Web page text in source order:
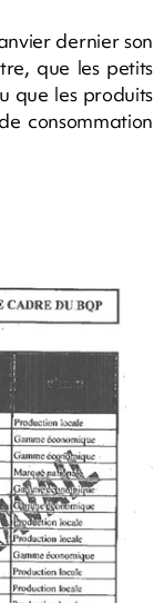
dernier son
que les petits
que les produits
consommation